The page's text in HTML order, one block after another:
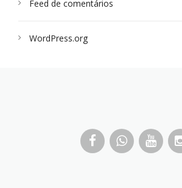
Feed de comentários
WordPress.org